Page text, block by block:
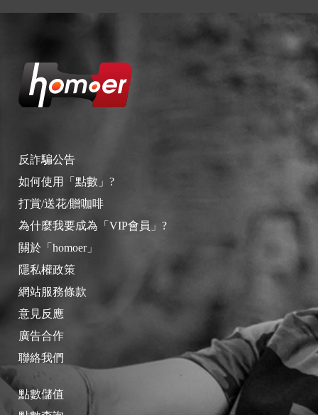
反詐騙公告
如何使用「點數」?
打賞/送花/贈咖啡
為什麼我要成為「VIP會員」?
關於「homoer」
隱私權政策
網站服務條款
意見反應
廣告合作
聯絡我們
點數儲值